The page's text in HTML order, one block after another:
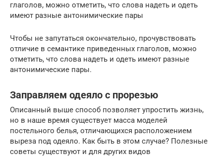
глаголов, можно отметить, что слова надеть и одеть
имеют разные антонимические пары
Чтобы не запутаться окончательно, прочувствовать
отличие в семантике приведенных глаголов, можно
отметить, что слова надеть и одеть имеют разные
антонимические пары.
Заправляем одеяло с прорезью
Описанный выше способ позволяет упростить жизнь,
но в наше время существует масса моделей
постельного белья, отличающихся расположением
выреза под одеяло. Как быть в этом случае? Полезные
советы существуют и для других видов